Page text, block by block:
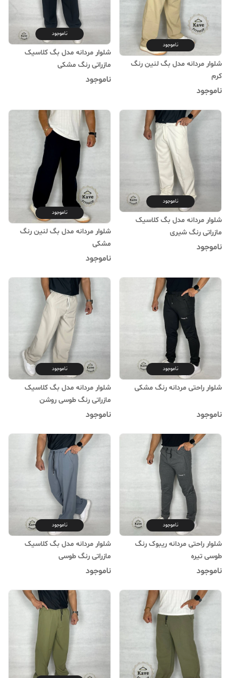
ناموجود
شلوار مردانه مدل بگ لنین رنگ
کرم
ناموجود
ناموجود
شلوار مردانه مدل بگ کلاسیک
مازراتی رنگ مشکی
ناموجود
ناموجود
شلوار مردانه مدل بگ کلاسیک
مازراتی رنگ شیری
ناموجود
ناموجود
شلوار مردانه مدل بگ لنین رنگ
مشکی
ناموجود
ناموجود
شلوار راحتی مردانه رنگ مشکی
ناموجود
ناموجود
شلوار مردانه مدل بگ کلاسیک
مازراتی رنگ طوسی روشن
ناموجود
ناموجود
شلوار راحتی مردانه ریبوک رنگ
طوسی تیره
ناموجود
ناموجود
شلوار مردانه مدل بگ کلاسیک
مازراتی رنگ طوسی
ناموجود